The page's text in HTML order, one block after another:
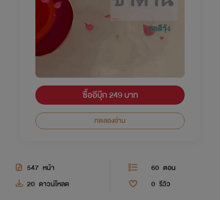
ซื้ออีบุ๊ก 249 บาท
ทดลองอ่าน
547 หน้า 60 ตอน
20 ดาวน์โหลด 0 รีวิว